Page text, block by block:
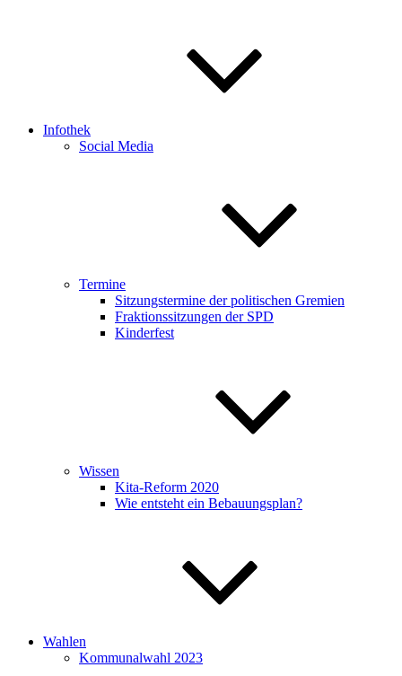
Infothek
Social Media
Termine
Sitzungstermine der politischen Gremien
Fraktionssitzungen der SPD
Kinderfest
Wissen
Kita-Reform 2020
Wie entsteht ein Bebauungsplan?
Wahlen
Kommunalwahl 2023